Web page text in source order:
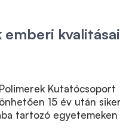
emberi
Kutatócsoport
15 év után
tartozó egyetemeken